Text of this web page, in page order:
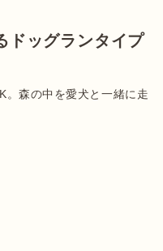
ドッグランタイプ
。森の中を愛犬と一緒に走